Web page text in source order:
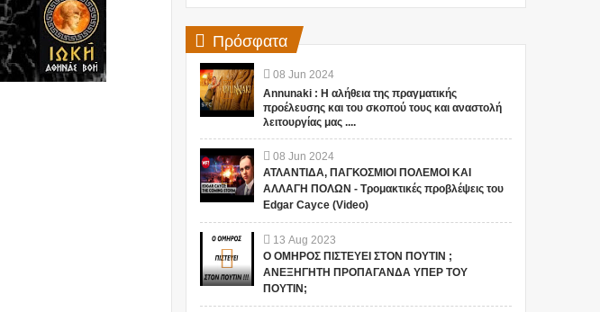
Πρόσφατα
08 Jun 2024
Annunaki : Η αλήθεια της πραγματικής
προέλευσης και του σκοπού τους και αναστολή
λειτουργίας μας ....
08 Jun 2024
ΑΤΛΑΝΤΙΔΑ, ΠΑΓΚΟΣΜΙΟΙ ΠΟΛΕΜΟΙ ΚΑΙ
ΑΛΛΑΓΗ ΠΟΛΩΝ - Τρομακτικές προβλέψεις του
Edgar Cayce (Video)
13 Aug 2023
Ο ΟΜΗΡΟΣ ΠΙΣΤΕΥΕΙ ΣΤΟΝ ΠΟΥΤΙΝ ;
ΑΝΕΞΗΓΗΤΗ ΠΡΟΠΑΓΑΝΔΑ ΥΠΕΡ ΤΟΥ
ΠΟΥΤΙΝ;